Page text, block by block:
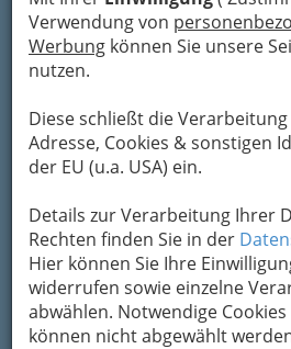
Verwendung von
Werbung können Sie unsere
nutzen.
Diese schließt die
Adresse, Cookies & sonstigen
der EU (u.a. USA) ein.
Details zur Verarbeitung Ihrer
Rechten finden Sie in der
Hier können Sie Ihre
widerrufen sowie einzelne
abwählen. Notwendige
können nicht abgewählt
Karte
Adresse mit Google Maps